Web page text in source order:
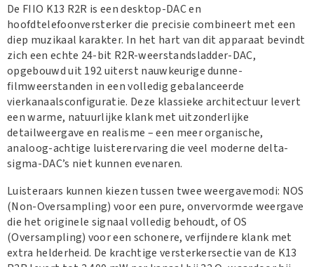
De FIIO K13 R2R is een desktop-DAC en
hoofdtelefoonversterker die precisie combineert met een
diep muzikaal karakter. In het hart van dit apparaat bevindt
zich een echte 24-bit R2R-weerstandsladder-DAC,
opgebouwd uit 192 uiterst nauwkeurige dunne-
filmweerstanden in een volledig gebalanceerde
vierkanaalsconfiguratie. Deze klassieke architectuur levert
een warme, natuurlijke klank met uitzonderlijke
detailweergave en realisme – een meer organische,
analoog-achtige luisterervaring die veel moderne delta-
sigma-DAC’s niet kunnen evenaren.
Luisteraars kunnen kiezen tussen twee weergavemodi: NOS
(Non-Oversampling) voor een pure, onvervormde weergave
die het originele signaal volledig behoudt, of OS
(Oversampling) voor een schonere, verfijndere klank met
extra helderheid. De krachtige versterkersectie van de K13